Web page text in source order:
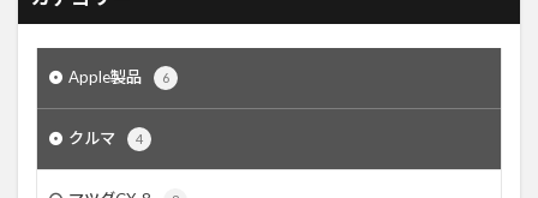
Apple製品 6
クルマ 4